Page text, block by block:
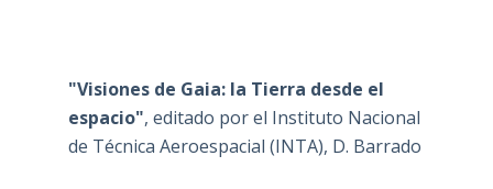
"Visiones de Gaia: la Tierra desde el
espacio", editado por el Instituto Nacional
de Técnica Aeroespacial (INTA), D. Barrado